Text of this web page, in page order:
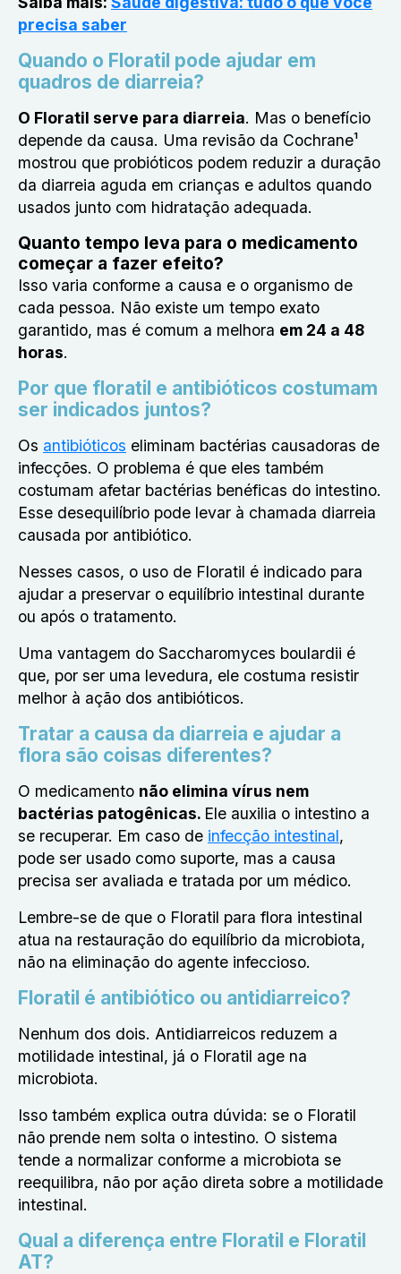
precisa saber
Quando o Floratil pode ajudar em
quadros de diarreia?
O Floratil serve para diarreia. Mas o benefício
depende da causa. Uma revisão da Cochrane¹
mostrou que probióticos podem reduzir a duração
da diarreia aguda em crianças e adultos quando
usados junto com hidratação adequada.
Quanto tempo leva para o medicamento
começar a fazer efeito?
Isso varia conforme a causa e o organismo de
cada pessoa. Não existe um tempo exato
garantido, mas é comum a melhora em 24 a 48
horas.
Por que floratil e antibióticos costumam
ser indicados juntos?
Os antibióticos eliminam bactérias causadoras de
infecções. O problema é que eles também
costumam afetar bactérias benéficas do intestino.
Esse desequilíbrio pode levar à chamada diarreia
causada por antibiótico.
Nesses casos, o uso de Floratil é indicado para
ajudar a preservar o equilíbrio intestinal durante
ou após o tratamento.
Uma vantagem do Saccharomyces boulardii é
que, por ser uma levedura, ele costuma resistir
melhor à ação dos antibióticos.
Tratar a causa da diarreia e ajudar a
flora são coisas diferentes?
O medicamento não elimina vírus nem
bactérias patogênicas. Ele auxilia o intestino a
se recuperar. Em caso de infecção intestinal,
pode ser usado como suporte, mas a causa
precisa ser avaliada e tratada por um médico.
Lembre-se de que o Floratil para flora intestinal
atua na restauração do equilíbrio da microbiota,
não na eliminação do agente infeccioso.
Floratil é antibiótico ou antidiarreico?
Nenhum dos dois. Antidiarreicos reduzem a
motilidade intestinal, já o Floratil age na
microbiota.
Isso também explica outra dúvida: se o Floratil
não prende nem solta o intestino. O sistema
tende a normalizar conforme a microbiota se
reequilibra, não por ação direta sobre a motilidade
intestinal.
Qual a diferença entre Floratil e Floratil
AT?